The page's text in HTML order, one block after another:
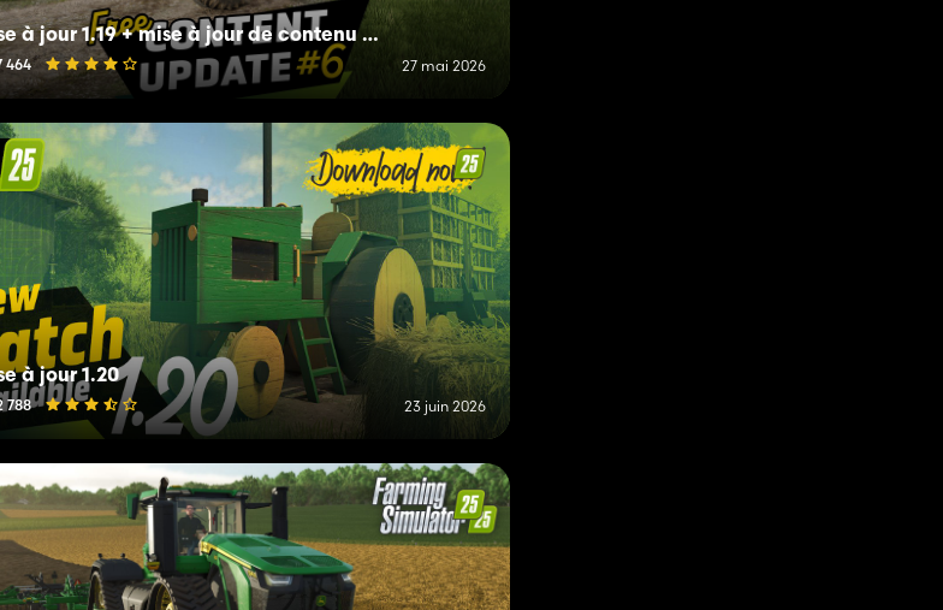
Mise à jour 1.19 + mise à jour de contenu n°6
464 27 mai 2026
à jour 1.20
788 23 juin 2026